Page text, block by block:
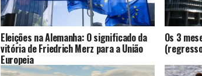
Eleições na Alemanha: O significado da
vitória de Friedrich Merz para a União
Europeia
Os 3